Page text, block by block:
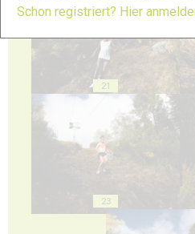
21
23
Schon registriert? Hier